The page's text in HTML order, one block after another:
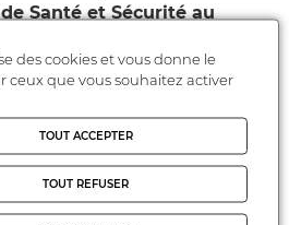
Santé et Sécurité au
82-453 du 28 mai
santé et sécurité, facilement
(dont les élèves et leurs
de présence et dont
portée à la connaissance
des cookies et vous donne le
ceux que vous souhaitez activer
TOUT ACCEPTER
TOUT REFUSER